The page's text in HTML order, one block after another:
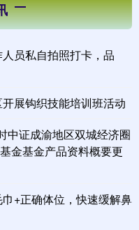
员私自拍照打卡，品
展钩织技能培训班活动
中证成渝地区双城经济圈
金基金产品资料概要更
+正确体位，快速缓解鼻